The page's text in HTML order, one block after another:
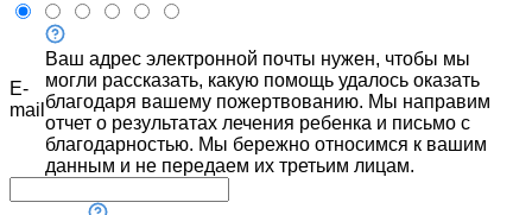
E-
mail
Ваш адрес электронной почты нужен, чтобы мы
могли рассказать, какую помощь удалось оказать
благодаря вашему пожертвованию. Мы направим
отчет о результатах лечения ребенка и письмо с
благодарностью. Мы бережно относимся к вашим
данным и не передаем их третьим лицам.